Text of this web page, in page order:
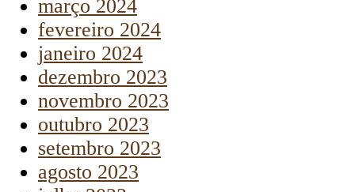
março 2024
fevereiro 2024
janeiro 2024
dezembro 2023
novembro 2023
outubro 2023
setembro 2023
agosto 2023